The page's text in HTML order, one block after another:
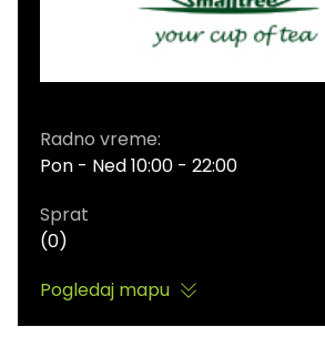
Radno vreme:
Pon - Ned 10:00 - 22:00
Sprat
(0)
Pogledaj mapu